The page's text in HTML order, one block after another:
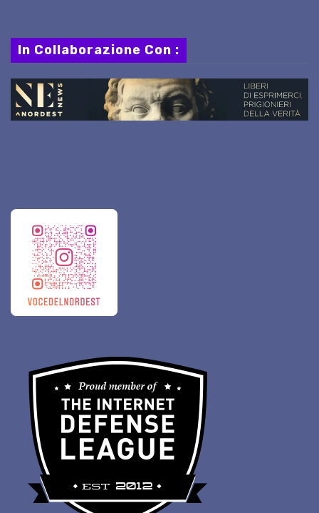
In Collaborazione Con :